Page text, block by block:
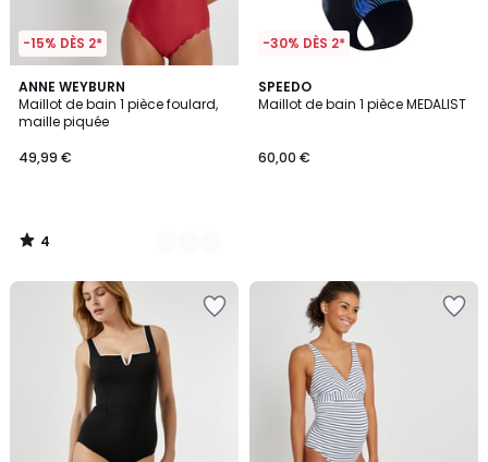
-15% DÈS 2*
ANNE WEYBURN
Maillot de bain 1 pièce foulard,
maille piquée
49,99 €
4
/
5
2
Couleurs
4
/
-30% DÈS 2*
SPEEDO
Maillot de bain 1 pièce MEDALIST
60,00 €